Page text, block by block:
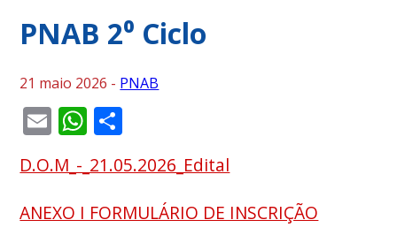
PNAB 2⁰ Ciclo
21 maio 2026 - PNAB
EmailWhatsApp
D.O.M_-_21.05.2026_Edital
ANEXO I FORMULÁRIO DE INSCRIÇÃO